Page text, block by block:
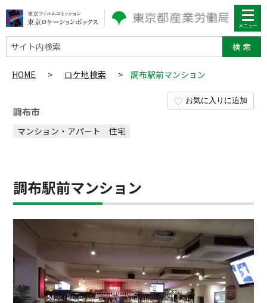
サイト内検索
HOME > ロケ地検索 > 調布駅前マンション
お気に入りに追加
調布市
マンション・アパート 住宅
調布駅前マンション